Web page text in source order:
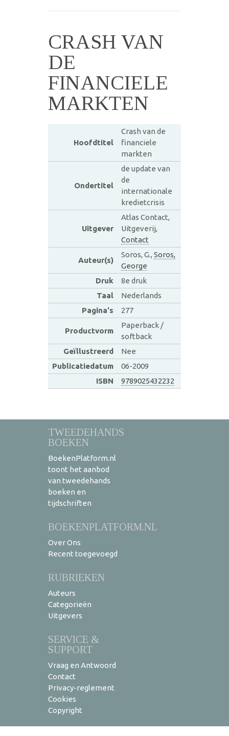
CRASH VAN
DE
FINANCIELE
MARKTEN
Hoofdtitel
Crash van de
financiele
markten
Ondertitel
de update van
de
internationale
kredietcrisis
Uitgever
Atlas Contact,
Uitgeverij,
Contact
Auteur(s)
Soros, G., Soros,
George
Druk
8e druk
Taal
Nederlands
Pagina's
277
Productvorm
Paperback /
softback
Geïllustreerd
Nee
Publicatiedatum
06-2009
ISBN
9789025432232
TWEEDEHANDS
BOEKEN
BoekenPlatform.nl
toont het aanbod
van tweedehands
boeken en
tijdschriften
BOEKENPLATFORM.NL
Over Ons
Recent toegevoegd
RUBRIEKEN
Auteurs
Categorieën
Uitgevers
SERVICE &
SUPPORT
Vraag en Antwoord
Contact
Privacy-reglement
Cookies
Copyright